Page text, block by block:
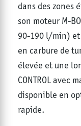
dans des zones
son moteur M-
90-190 l/min) et
en carbure de
élevée et une
CONTROL avec
disponible en
rapide.